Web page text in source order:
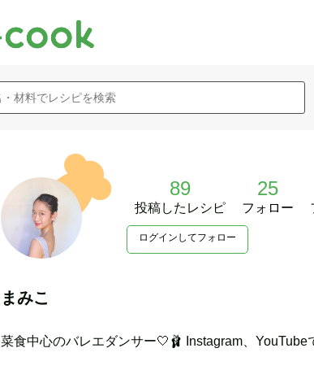
89
投稿したレシピ
25
フォロー
ログインしてフォロー
まみこ
菜食中心のバレエダンサー🤍🩰 Instagram、YouTube